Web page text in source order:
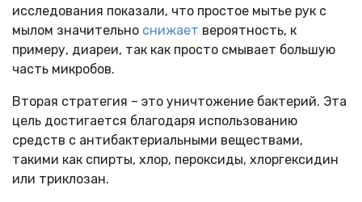
исследования показали, что простое мытье рук с
мылом значительно снижает вероятность, к
примеру, диареи, так как просто смывает большую
часть микробов.
Вторая стратегия – это уничтожение бактерий. Эта
цель достигается благодаря использованию
средств с антибактериальными веществами,
такими как спирты, хлор, пероксиды, хлоргексидин
или триклозан.